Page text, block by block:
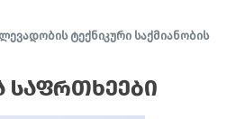
ტექნიკური საქმიანობის
საფრთხეები